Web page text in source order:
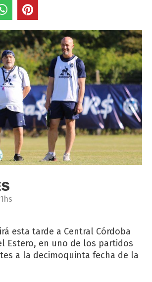
esta tarde a Central Córdoba
Estero, en uno de los partidos
a la decimoquinta fecha de la